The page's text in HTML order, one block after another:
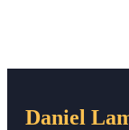
Daniel